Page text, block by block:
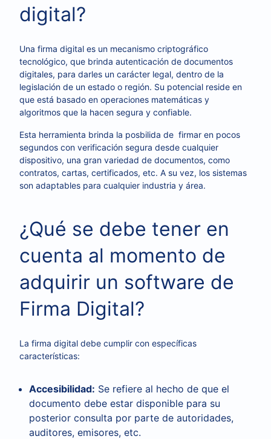
digital?
Una firma digital es un mecanismo criptográfico
tecnológico, que brinda autenticación de documentos
digitales, para darles un carácter legal, dentro de la
legislación de un estado o región. Su potencial reside en
que está basado en operaciones matemáticas y
algoritmos que la hacen segura y confiable.
Esta herramienta brinda la posbilida de firmar en pocos
segundos con verificación segura desde cualquier
dispositivo, una gran variedad de documentos, como
contratos, cartas, certificados, etc. A su vez, los sistemas
son adaptables para cualquier industria y área.
¿Qué se debe tener en
cuenta al momento de
adquirir un software de
Firma Digital?
La firma digital debe cumplir con específicas
características:
Accesibilidad: Se refiere al hecho de que el
documento debe estar disponible para su
posterior consulta por parte de autoridades,
auditores, emisores, etc.